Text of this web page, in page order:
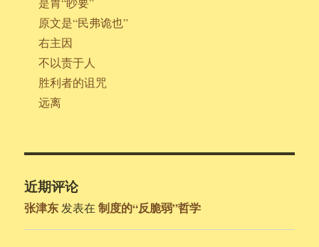
原文是“民弗诡也”
右主因
不以责于人
胜利者的诅咒
远离
近期评论
张津东 发表在制度的“反脆弱”哲学